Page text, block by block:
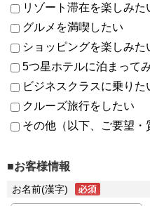
リゾート滞在を楽しみた
グルメを満喫したい
ショッピングを楽しみた
5つ星ホテルに泊まって
ビジネスクラスに乗りた
クルーズ旅行をしたい
その他（以下、ご要望・
■お客様情報
お名前(漢字)